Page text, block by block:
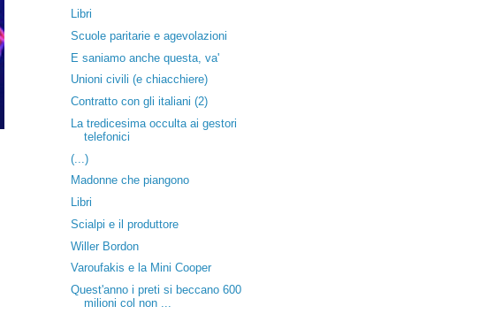
Libri
Scuole paritarie e agevolazioni
E saniamo anche questa, va'
Unioni civili (e chiacchiere)
Contratto con gli italiani (2)
La tredicesima occulta ai gestori
telefonici
(...)
Madonne che piangono
Libri
Scialpi e il produttore
Willer Bordon
Varoufakis e la Mini Cooper
Quest'anno i preti si beccano 600
milioni col non ...